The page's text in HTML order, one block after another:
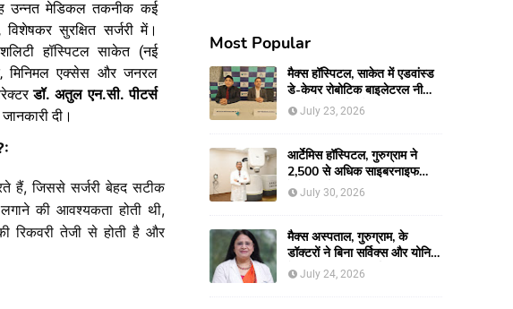
उन्नत मेडिकल तकनीक कई
,विशेषकर सुरक्षित सर्जरी में।
हॉस्पिटल साकेत(नई
,मिनिमल एक्सेस और जनरल
डॉ.अतुल एन.सी.पीटर्स
जानकारी दी।
हैं,जिससे सर्जरी बेहद सटीक
लगाने की आवश्यकता होती थी,
रिकवरी तेजी से होती है और
Most Popular
मैक्स हॉस्पिटल, साकेत में एडवांस्ड
डे-केयर रोबोटिक बाइलेटरल नी
रिप्लेसमेंट सर्जरी से 66-वर्षीय
महिला को मिली नई गतिशीलता
July 23, 2026
आर्टेमिस हॉस्पिटल, गुरुग्राम ने
2,500 से अधिक साइबरनाइफ
रेडियोसर्जरी का ऐतिहासिक आंकड़ा
किया पार, प्रिसिशन ट्रीटमेंट में
July 30, 2026
मैक्स अस्पताल, गुरुग्राम, के
डॉक्टरों ने बिना सर्विक्स और योनि
के जन्मी युवती की दुर्लभ
रिकंस्ट्रक्टिव सर्जरी की
July 24, 2026